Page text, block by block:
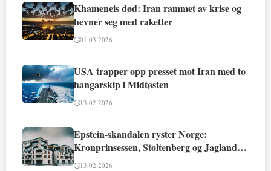
Khameneis død: Iran rammet av krise og
hevner seg med raketter
01.03.2026
USA trapper opp presset mot Iran med to
hangarskip i Midtøsten
13.02.2026
Epstein-skandalen ryster Norge:
Kronprinsessen, Stoltenberg og Jagland
involvert
13.02.2026